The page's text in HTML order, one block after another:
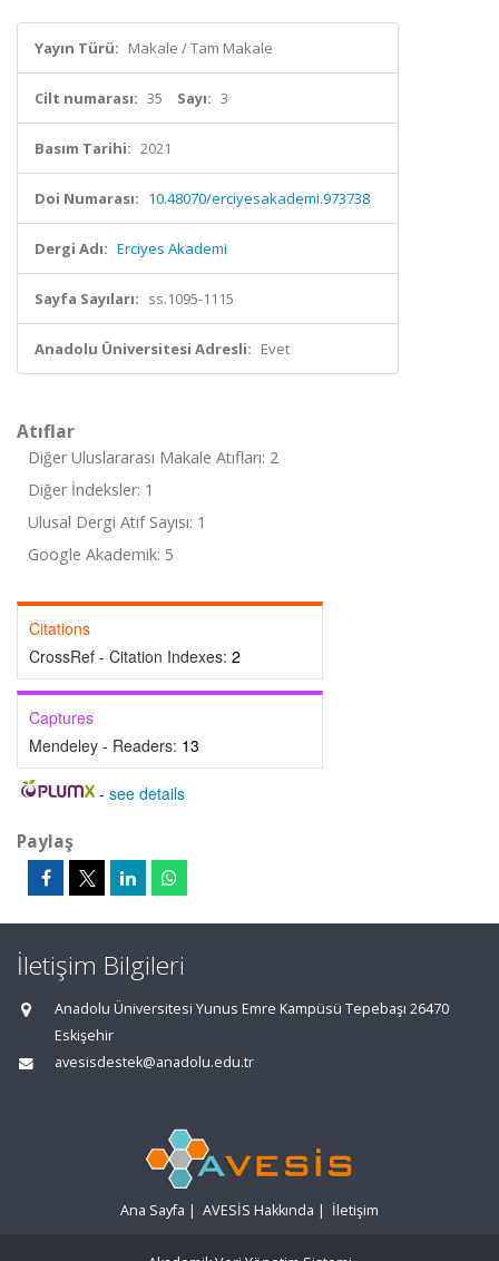
Yayın Türü: Makale / Tam Makale
Cilt numarası: 35 Sayı: 3
Basım Tarihi: 2021
Doi Numarası: 10.48070/erciyesakademi.973738
Dergi Adı: Erciyes Akademi
Sayfa Sayıları: ss.1095-1115
Anadolu Üniversitesi Adresli: Evet
Atıflar
Diğer Uluslararası Makale Atıfları: 2
Diğer İndeksler: 1
Ulusal Dergi Atıf Sayısı: 1
Google Akademik: 5
Citations
CrossRef - Citation Indexes: 2
Captures
Mendeley - Readers: 13
- see details
Paylaş
İletişim Bilgileri
Anadolu Üniversitesi Yunus Emre Kampüsü Tepebaşı 26470
Eskişehir
avesisdestek@anadolu.edu.tr
Ana Sayfa | AVESİS Hakkında | İletişim